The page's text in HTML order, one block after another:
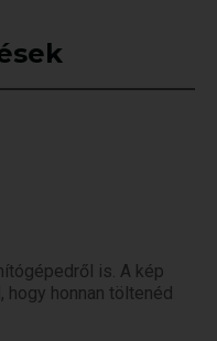
is. A kép
honnan töltenéd